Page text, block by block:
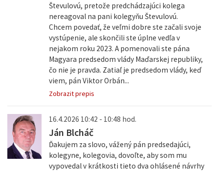
Števulovú, pretože predchádzajúci kolega
nereagoval na pani kolegyňu Števulovú.
Chcem povedať, že veľmi dobre ste začali svoje
vystúpenie, ale skončili ste úplne vedľa v
nejakom roku 2023. A pomenovali ste pána
Magyara predsedom vlády Maďarskej republiky,
čo nie je pravda. Zatiaľ je predsedom vlády, keď
viem, pán Viktor Orbán...
Zobrazit prepis
16.4.2026 10:42 - 10:48 hod.
Ján Blcháč
Ďakujem za slovo, vážený pán predsedajúci,
kolegyne, kolegovia, dovoľte, aby som mu
vypovedal v krátkosti tieto dva ohlásené návrhy